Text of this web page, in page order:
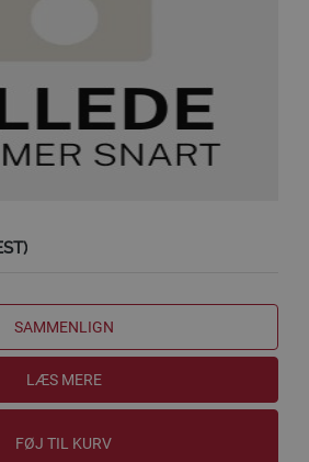
SAMMENLIGN
LÆS MERE
FØJ TIL KURV